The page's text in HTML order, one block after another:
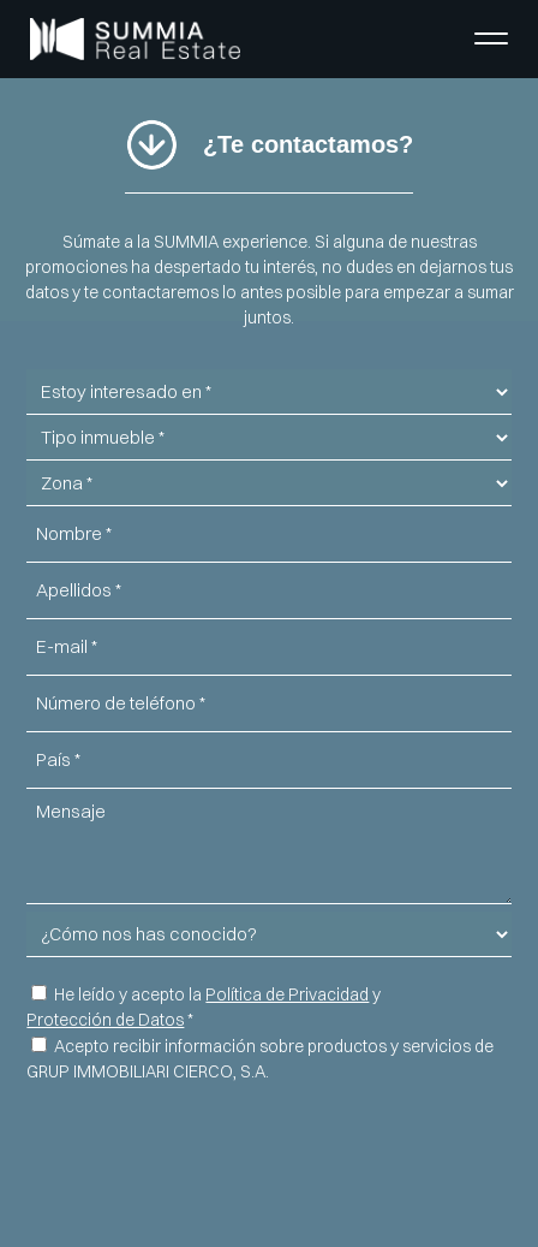
¿Te contactamos?
Súmate a la SUMMIA experience. Si alguna de nuestras
promociones ha despertado tu interés, no dudes en dejarnos tus
datos y te contactaremos lo antes posible para empezar a sumar
juntos.
Estoy
interesado
en
Tipo
de
inmueble
Zona
Mensaje
¿Cómo
nos
has
conocido?
Consentimiento
He leído y acepto la Política de Privacidad y
Protección de Datos*
Información
comercial
Acepto recibir información sobre productos y servicios de
GRUP IMMOBILIARI CIERCO, S.A.